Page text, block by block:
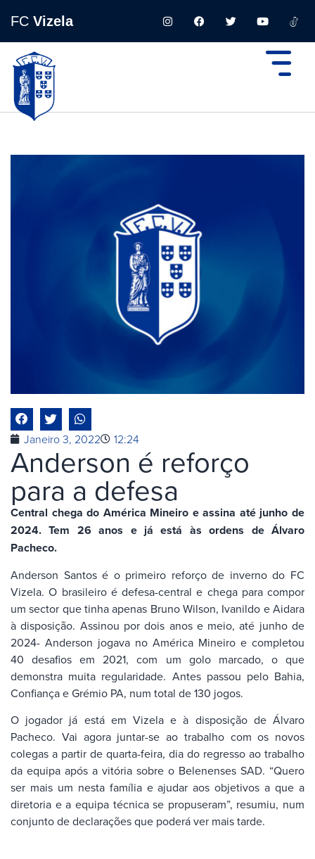
FC Vizela
Janeiro 3, 2022 12:24
Anderson é reforço
para a defesa
Central chega do América Mineiro e assina até junho de
2024. Tem 26 anos e já está às ordens de Álvaro
Pacheco.
Anderson Santos é o primeiro reforço de inverno do FC
Vizela. O brasileiro é defesa-central e chega para compor
um sector que tinha apenas Bruno Wilson, Ivanildo e Aidara
à disposição. Assinou por dois anos e meio, até junho de
2024- Anderson jogava no América Mineiro e completou
40 desafios em 2021, com um golo marcado, o que
demonstra muita regularidade. Antes passou pelo Bahia,
Confiança e Grémio PA, num total de 130 jogos.
O jogador já está em Vizela e à disposição de Álvaro
Pacheco. Vai agora juntar-se ao trabalho com os novos
colegas a partir de quarta-feira, dia do regresso ao trabalho
da equipa após a vitória sobre o Belenenses SAD. “Quero
ser mais um nesta família e ajudar aos objetivos a que a
diretoria e a equipa técnica se propuseram”, resumiu, num
conjunto de declarações que poderá ver mais tarde.